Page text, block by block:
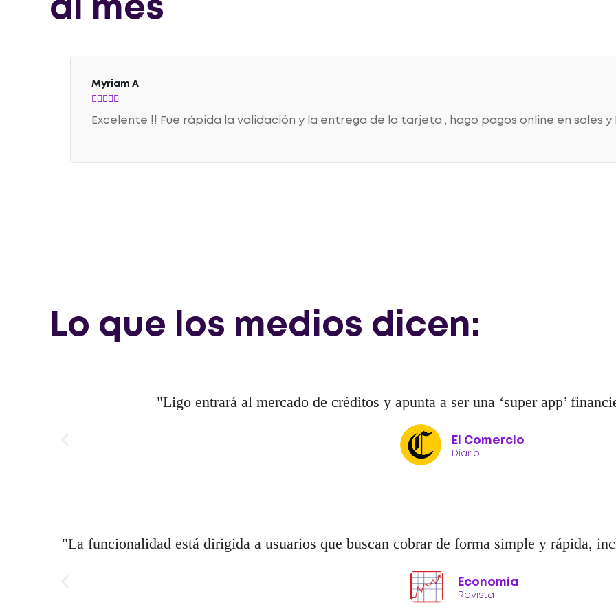
al mes
Myriam A
    
Excelente !! Fue rápida la validación y la entrega de la tarjeta , hago pagos online en soles y
Lo que los medios dicen:
"Ligo entrará al mercado de créditos y apunta a ser una ‘super app’
El Comercio
Diario
"La funcionalidad está dirigida a usuarios que buscan cobrar de forma simple y rápida,
Economía
Revista